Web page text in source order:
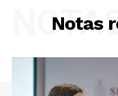
Notas